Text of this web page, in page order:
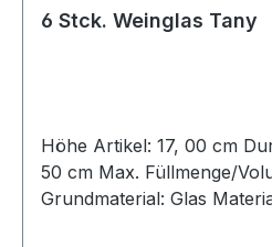
6 Stck. Weinglas Tany
Höhe Artikel: 17, 00 cm
50 cm Max. Füllmenge/
Grundmaterial: Glas